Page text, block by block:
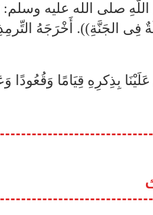
صلى الله عليه
فِى الجَنَّةِ)). أَخْرَجَهُ
بِذِكرِهِ قِيَامًا وَقُعُودًا